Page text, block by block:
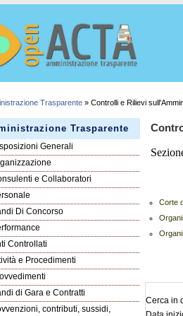
Trasparente » Controlli e Rilievi
Corte
Cerca in
Trasparente
Generali
e Collaboratori
Di Concorso
Controllati
e Procedimenti
di Gara e Contratti
contributi, sussidi,